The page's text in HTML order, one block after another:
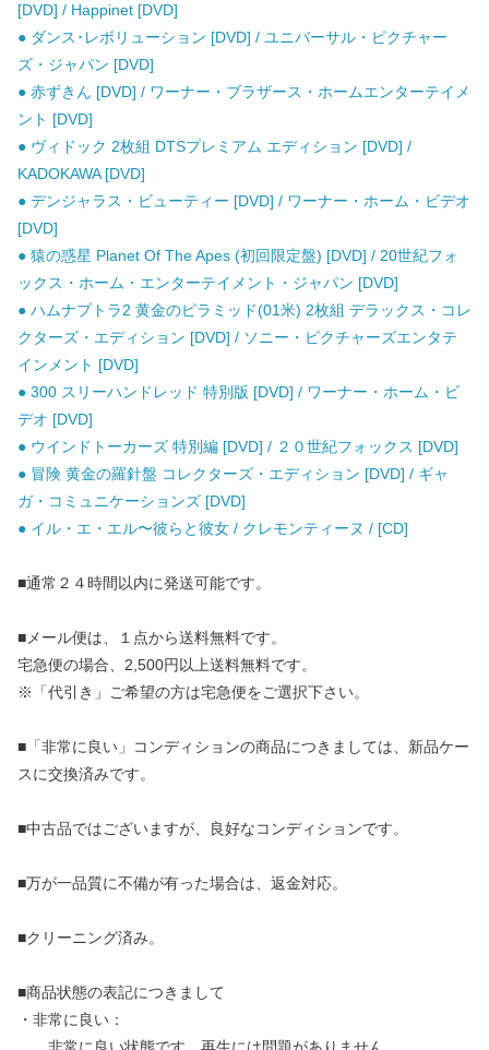
[DVD] / Happinet [DVD]
● ダンス･レボリューション [DVD] / ユニバーサル・ピクチャー
ズ・ジャパン [DVD]
● 赤ずきん [DVD] / ワーナー・ブラザース・ホームエンターテイメ
ント [DVD]
● ヴィドック 2枚組 DTSプレミアム エディション [DVD] /
KADOKAWA [DVD]
● デンジャラス・ビューティー [DVD] / ワーナー・ホーム・ビデオ
[DVD]
● 猿の惑星 Planet Of The Apes (初回限定盤) [DVD] / 20世紀フォ
ックス・ホーム・エンターテイメント・ジャパン [DVD]
● ハムナプトラ2 黄金のピラミッド(01米) 2枚組 デラックス・コレ
クターズ・エディション [DVD] / ソニー・ピクチャーズエンタテ
インメント [DVD]
● 300 スリーハンドレッド 特別版 [DVD] / ワーナー・ホーム・ビ
デオ [DVD]
● ウインドトーカーズ 特別編 [DVD] / ２０世紀フォックス [DVD]
● 冒険 黄金の羅針盤 コレクターズ・エディション [DVD] / ギャ
ガ・コミュニケーションズ [DVD]
● イル・エ・エル〜彼らと彼女 / クレモンティーヌ / [CD]
■通常２４時間以内に発送可能です。
■メール便は、１点から送料無料です。
宅急便の場合、2,500円以上送料無料です。
※「代引き」ご希望の方は宅急便をご選択下さい。
■「非常に良い」コンディションの商品につきましては、新品ケー
スに交換済みです。
■中古品ではございますが、良好なコンディションです。
■万が一品質に不備が有った場合は、返金対応。
■クリーニング済み。
■商品状態の表記につきまして
・非常に良い：